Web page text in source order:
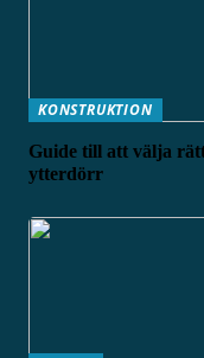
KONSTRUKTION
Guide till att välja
ytterdörr